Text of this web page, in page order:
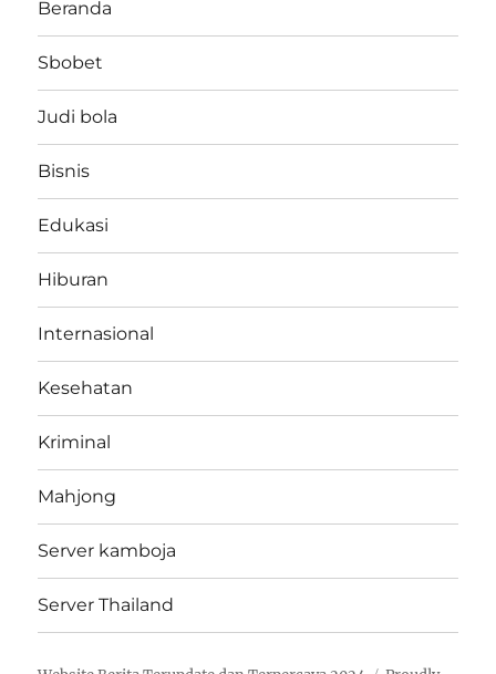
Beranda
Sbobet
Judi bola
Bisnis
Edukasi
Hiburan
Internasional
Kesehatan
Kriminal
Mahjong
Server kamboja
Server Thailand